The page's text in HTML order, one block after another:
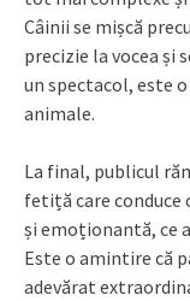
Câinii se mișcă
precizie la vocea și
un spectacol, este
animale.
La final, publicul
fetiță care
și emoționantă, ce
Este o amintire că
adevărat